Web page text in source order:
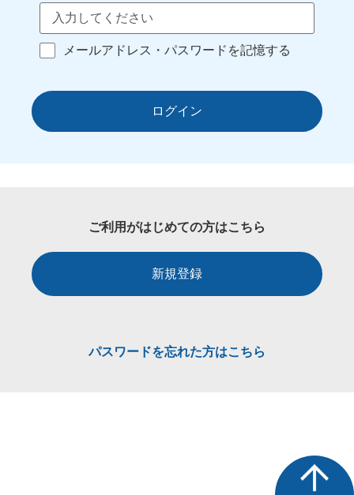
メールアドレス・パスワードを記憶する
ログイン
ご利用がはじめての方はこちら
新規登録
パスワードを忘れた方はこちら